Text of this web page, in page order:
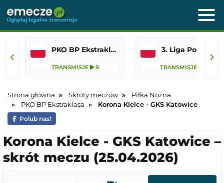
PKO BP Ekstraklasa
TRANSMISJE 9
3. Liga Polska
TRANSMISJE
Strona główna Skróty meczów
Piłka Nożna
PKO BP Ekstraklasa
Korona Kielce - GKS Katowice
Polub nas!
Korona Kielce - GKS Katowice –
skrót meczu (25.04.2026)